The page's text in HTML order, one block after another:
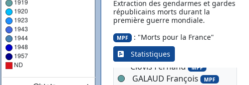
1919
1920
1923
1943
1944
1948
1957
ND
Extraction des gendarmes et gardes
républicains morts durant la
première guerre mondiale.
MPF : "Morts pour la France"
Statistiques
MPF
FELGUA Jean MPF
Ismaël
MPF
FROMAGET Auguste
Clovis Férnand MPF
GALAUD François MPF